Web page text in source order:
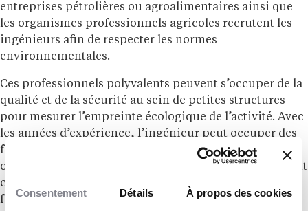
Consentement Détails À propos des cookies
entreprises pétrolières ou agroalimentaires ainsi que
les organismes professionnels agricoles recrutent les
ingénieurs afin de respecter les normes
environnementales.
Ces professionnels polyvalents peuvent s’occuper de la
qualité et de la sécurité au sein de petites structures
pour mesurer l’empreinte écologique de l’activité. Avec
les années d’expérience, l’ingénieur peut occuper des
fonctions de directeur du département environnement
ou exercer en tant qu’indépendant. Certains deviennent
chargés d’affaires et d’autres s’orientent vers des
fonctions commerciales.